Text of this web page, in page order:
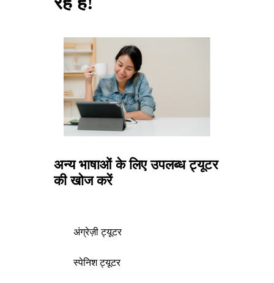
अन्य भाषाओं के लिए उपलब्ध ट्यूटर
की खोज करें
अंग्रेज़ी ट्यूटर
स्पेनिश ट्यूटर